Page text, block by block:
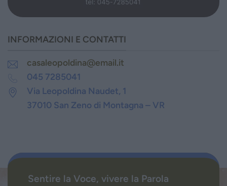
INFORMAZIONI E CONTATTI
casaleopoldina@email.it
045 7285041
Via Leopoldina Naudet, 1
37010 San Zeno di Montagna – VR
Sentire la Voce, vivere la Parola